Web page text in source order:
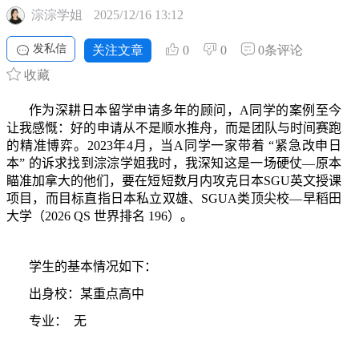
淙淙学姐 2025/12/16 13:12
发私信 关注文章 0 0
0条评论
收藏
作为深耕日本留学申请多年的顾问，A 同学的案例至今
让我感慨：好的申请从不是顺水推舟，而是团队与时间赛跑
的精准博弈。 2023年4月，当 A 同学一家带着 “紧急改申日
本” 的诉求找到淙淙学姐我时，我深知这是一场硬仗—原本
瞄准加拿大的他们，要在短短数月内攻克日本SGU英文授课
项目，而目标直指日本私立双雄、 SGUA类顶尖校—早稻田
大学（2026 QS 世界排名 196）。
学生的基本情况如下：
出身校：某重点高中
专业：
无